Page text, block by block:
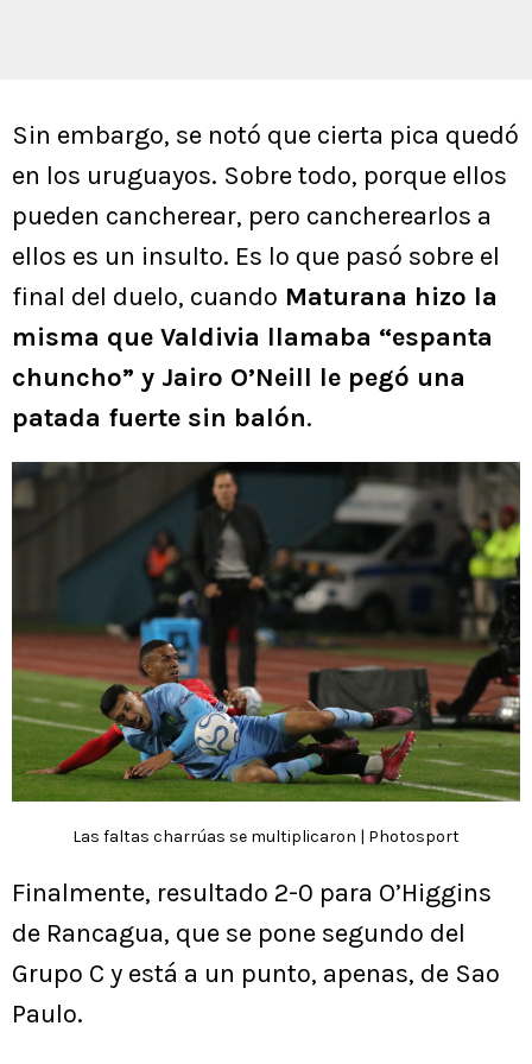
Sin embargo, se notó que cierta pica quedó
en los uruguayos. Sobre todo, porque ellos
pueden cancherear, pero cancherearlos a
ellos es un insulto. Es lo que pasó sobre el
final del duelo, cuando Maturana hizo la
misma que Valdivia llamaba “espanta
chuncho” y Jairo O’Neill le pegó una
patada fuerte sin balón.
Las faltas charrúas se multiplicaron | Photosport
Finalmente, resultado 2-0 para O’Higgins
de Rancagua, que se pone segundo del
Grupo C y está a un punto, apenas, de Sao
Paulo.